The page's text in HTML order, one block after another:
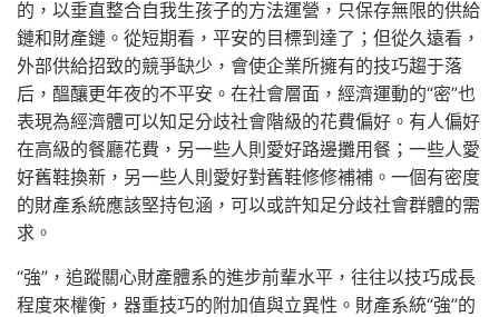
的，以垂直整合自我生孩子的方法運營，只保存無限的供給
鏈和財產鏈。從短期看，平安的目標到達了；但從久遠看，
外部供給招致的競爭缺少，會使企業所擁有的技巧趨于落
后，醞釀更年夜的不平安。在社會層面，經濟運動的“密”也
表現為經濟體可以知足分歧社會階級的花費偏好。有人偏好
在高級的餐廳花費，另一些人則愛好路邊攤用餐；一些人愛
好舊鞋換新，另一些人則愛好對舊鞋修修補補。一個有密度
的財產系統應該堅持包涵，可以或許知足分歧社會群體的需
求。
“強”，追蹤關心財產體系的進步前輩水平，往往以技巧成長
程度來權衡，器重技巧的附加值與立異性。財產系統“強”的